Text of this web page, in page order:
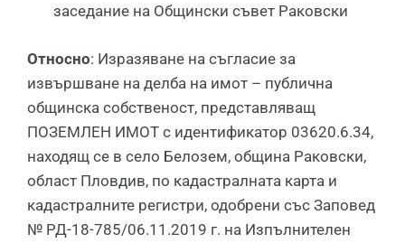
заседание на Общински съвет Раковски
Относно: Изразяване на съгласие за
извършване на делба на имот – публична
общинска собственост, представляващ
ПОЗЕМЛЕН ИМОТ с идентификатор 03620.6.34,
находящ се в село Белозем, община Раковски,
област Пловдив, по кадастралната карта и
кадастралните регистри, одобрени със Заповед
№ РД-18-785/06.11.2019 г. на Изпълнителен